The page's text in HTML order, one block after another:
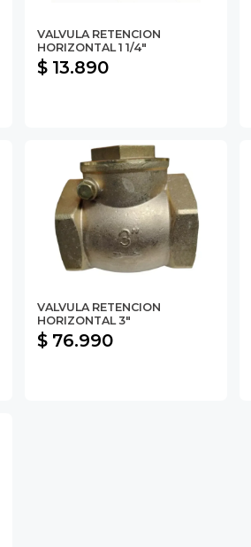
VALVULA RETENCION
HORIZONTAL 1 1/4"
$ 13.890
VALVULA RETENCION
HORIZONTAL 3"
$ 76.990